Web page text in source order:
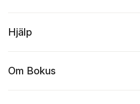
Hjälp
Om Bokus